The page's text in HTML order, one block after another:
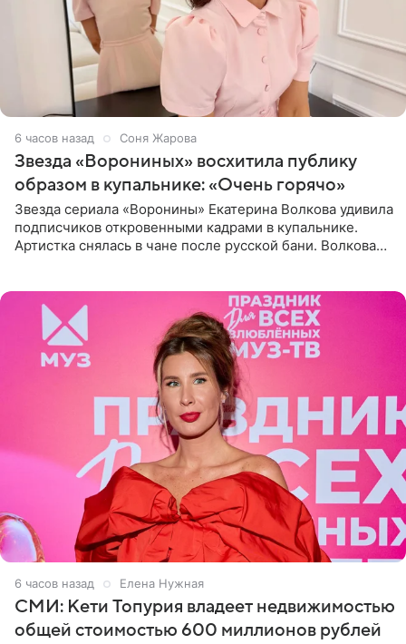
6 часов назад Соня Жарова
Звезда «Ворониных» восхитила публику
образом в купальнике: «Очень горячо»
Звезда сериала «Воронины» Екатерина Волкова удивила
подписчиков откровенными кадрами в купальнике.
Артистка снялась в чане после русской бани. Волкова
6 часов назад Елена Нужная
СМИ: Кети Топурия владеет недвижимостью
общей стоимостью 600 миллионов рублей